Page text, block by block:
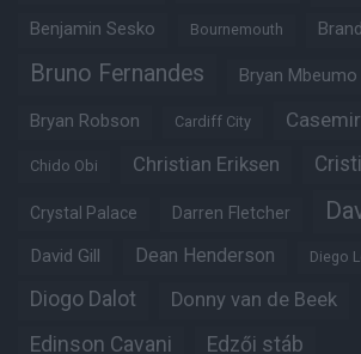
Benjamin Sesko Bournemouth
Bruno Fernandes Bryan Mbeumo
Bryan Robson Cardiff City
Chido Obi Christian Eriksen
Crystal Palace Darren Fletcher
David Gill Dean Henderson Diego
Diogo Dalot Donny van de Beek
Edinson Cavani Edzői stáb